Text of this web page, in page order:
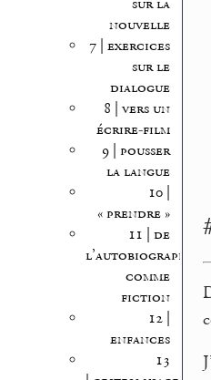
sur la
nouvelle
7 | exercices
sur le
dialogue
8 | vers un
écrire-film
9 | pousser
la langue
10 |
« prendre »
11 | de
l’autobiographie
comme
fiction
12 |
enfances
13